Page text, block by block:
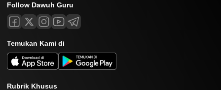
Follow Dawuh Guru
Temukan Kami di
Rubrik Khusus